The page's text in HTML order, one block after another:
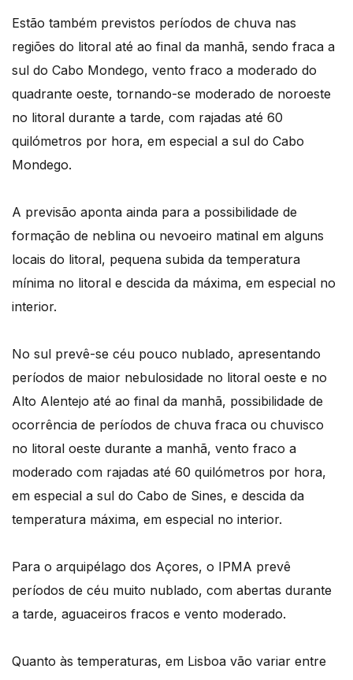
Estão também previstos períodos de chuva nas
regiões do litoral até ao final da manhã, sendo fraca a
sul do Cabo Mondego, vento fraco a moderado do
quadrante oeste, tornando-se moderado de noroeste
no litoral durante a tarde, com rajadas até 60
quilómetros por hora, em especial a sul do Cabo
Mondego.
A previsão aponta ainda para a possibilidade de
formação de neblina ou nevoeiro matinal em alguns
locais do litoral, pequena subida da temperatura
mínima no litoral e descida da máxima, em especial no
interior.
No sul prevê-se céu pouco nublado, apresentando
períodos de maior nebulosidade no litoral oeste e no
Alto Alentejo até ao final da manhã, possibilidade de
ocorrência de períodos de chuva fraca ou chuvisco
no litoral oeste durante a manhã, vento fraco a
moderado com rajadas até 60 quilómetros por hora,
em especial a sul do Cabo de Sines, e descida da
temperatura máxima, em especial no interior.
Para o arquipélago dos Açores, o IPMA prevê
períodos de céu muito nublado, com abertas durante
a tarde, aguaceiros fracos e vento moderado.
Quanto às temperaturas, em Lisboa vão variar entre